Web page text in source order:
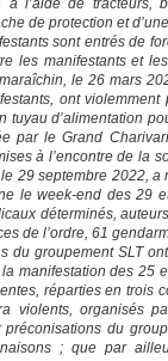
à l’aide de tracteurs,
de protection et
sont entrés de
les manifestants et
le 26 mars
ont
tuyau d’alimentation
par le Grand
à l’encontre de la
29 septembre 2022,
le week-end des 29
déterminés,
de l’ordre, 61
du groupement SLT
manifestation des
réparties en trois
violents, organisés
préconisations du
; que par